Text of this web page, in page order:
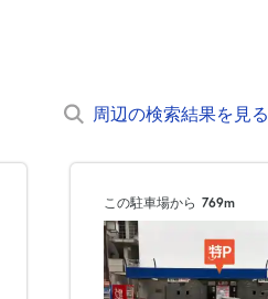
周辺の検索結果を見る
この駐車場から 769m